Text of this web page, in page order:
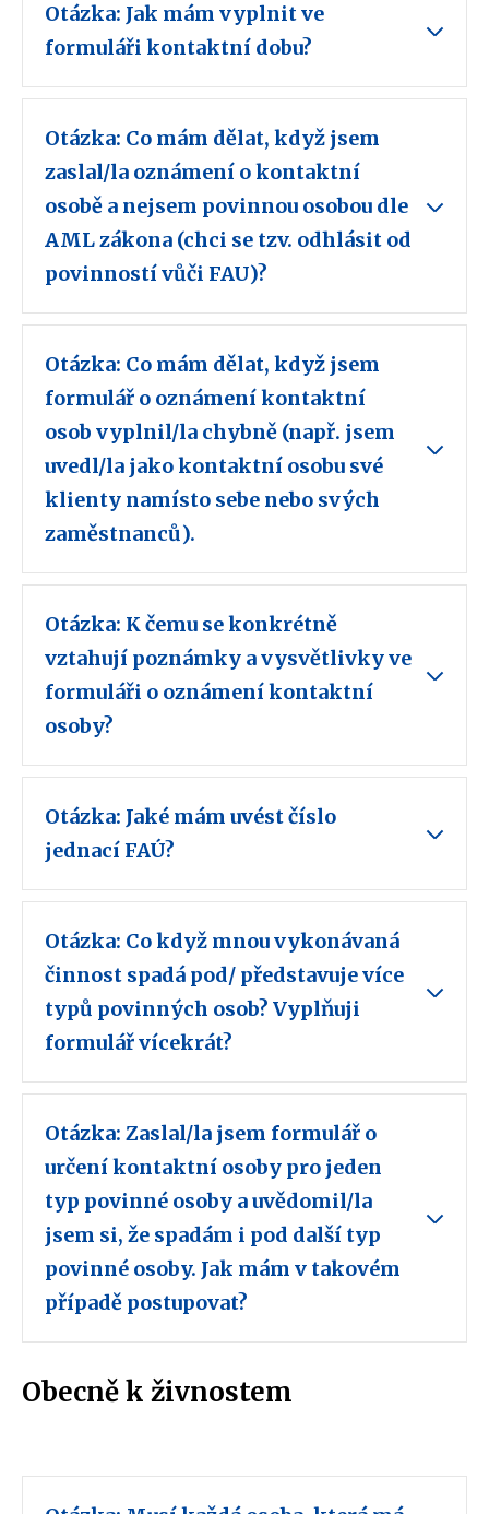
Otázka: Jak mám vyplnit ve
formuláři kontaktní dobu?
Otázka: Co mám dělat, když jsem
zaslal/la oznámení o kontaktní
osobě a nejsem povinnou osobou dle
AML zákona (chci se tzv. odhlásit od
povinností vůči FAU)?
Otázka: Co mám dělat, když jsem
formulář o oznámení kontaktní
osob vyplnil/la chybně (např. jsem
uvedl/la jako kontaktní osobu své
klienty namísto sebe nebo svých
zaměstnanců).
Otázka: K čemu se konkrétně
vztahují poznámky a vysvětlivky ve
formuláři o oznámení kontaktní
osoby?
Otázka: Jaké mám uvést číslo
jednací FAÚ?
Otázka: Co když mnou vykonávaná
činnost spadá pod/ představuje více
typů povinných osob? Vyplňuji
formulář vícekrát?
Otázka: Zaslal/la jsem formulář o
určení kontaktní osoby pro jeden
typ povinné osoby a uvědomil/la
jsem si, že spadám i pod další typ
povinné osoby. Jak mám v takovém
případě postupovat?
Obecně k živnostem